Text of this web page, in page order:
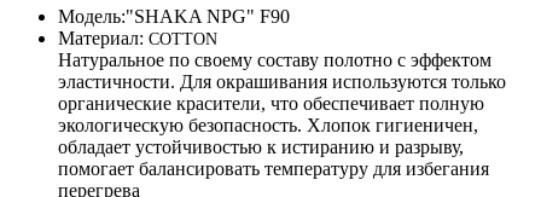
Модель:"SHAKA NPG" F90
Материал: COTTON
Натуральное по своему составу полотно с эффектом
эластичности. Для окрашивания используются только
органические красители, что обеспечивает полную
экологическую безопасность. Хлопок гигиеничен,
обладает устойчивостью к истиранию и разрыву,
помогает балансировать температуру для избегания
перегрева